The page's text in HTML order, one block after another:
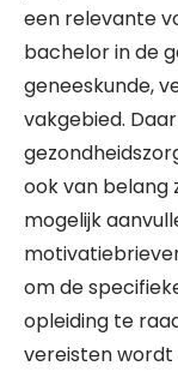
een relevante
bachelor in de
geneeskunde,
vakgebied.
ook van belang
mogelijk
om de
opleiding te
vereisten wordt